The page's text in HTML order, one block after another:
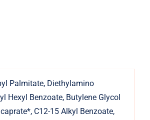
Palmitate, Diethylamino
Hexyl Benzoate, Butylene Glycol
C12-15 Alkyl Benzoate,